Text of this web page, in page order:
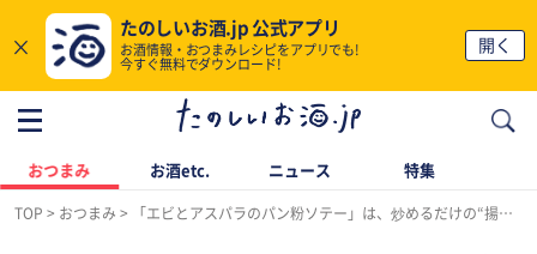
×
たのしいお酒.jp 公式アプリ
お酒情報・おつまみレシピをアプリでも!
今すぐ無料でダウンロード!
開く
おつまみ お酒etc. ニュース 特集
TOP おつまみ 「エビとアスパラのパン粉ソテー」は、炒めるだけの“揚げないエビフライ”